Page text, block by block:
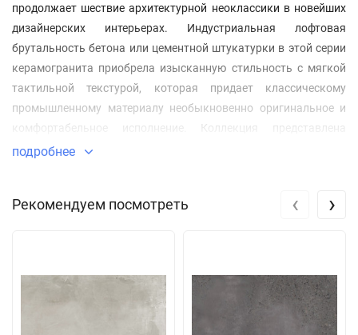
продолжает шествие архитектурной неоклассики в новейших
дизайнерских интерьерах. Индустриальная лофтовая
брутальность бетона или цементной штукатурки в этой серии
керамогранита приобрела изысканную стильность с мягкой
тактильной текстурой, которая придает классическому
промышленному материалу необыкновенно оригинальное и
комфортабельное исполнение. Коллекция представлена
керамогранитной плиткой для пола выполненной в четырех
80х80 см, 80x160 см и 60x120 см для разнообразных схем
Дарк / Dark и Роуз / Rose, в формате 40х80 см. Все эти
возможности наполняют традиционные интерьерные решения
новизной стилистики и элегантностью, но уже в оригинальных
подробнее
Рекомендуем посмотреть ‹ ›